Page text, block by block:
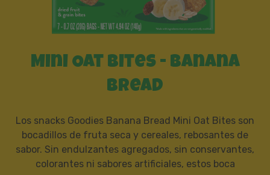
Mini Oat Bites - Banana
Bread
Los snacks Goodies Banana Bread Mini Oat Bites son
bocadillos de fruta seca y cereales, rebosantes de
sabor. Sin endulzantes agregados, sin conservantes,
colorantes ni sabores artificiales, estos boca